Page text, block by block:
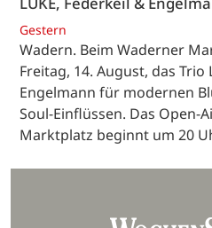
Gestern
Wadern. Beim Waderner
Freitag, 14. August, das Trio
Engelmann für modernen
Soul-Einflüssen. Das Open-
Marktplatz beginnt um 20